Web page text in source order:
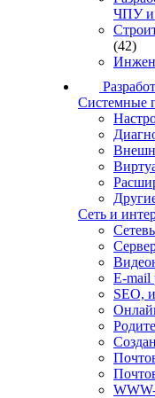
ЧПУ и
(42)
Системные
Сеть и
E-mail
SEO,